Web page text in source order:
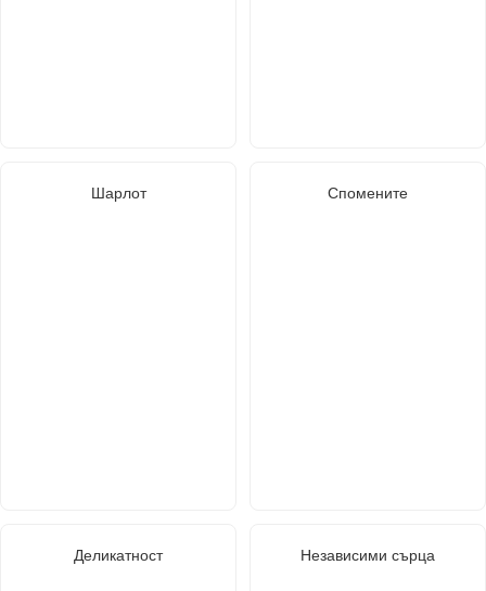
Шарлот Спомените
Деликатност Независими сърца